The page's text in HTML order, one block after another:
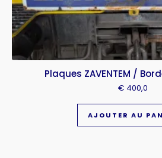
Plaques ZAVENTEM /
€ 400,0
AJOUTER AU